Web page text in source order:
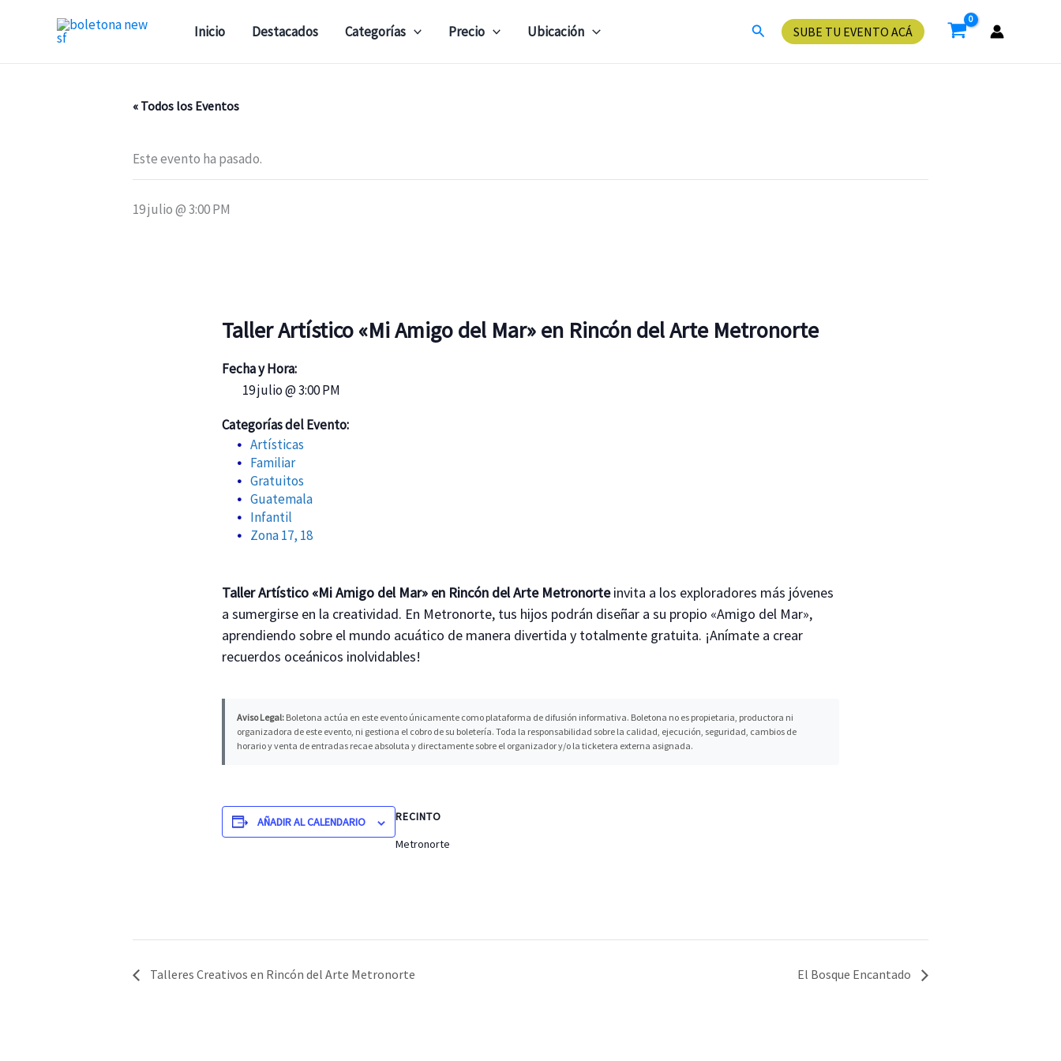
Inicio Destacados Categorías Precio Ubicación Buscar SUBE TU EVENTO ACÁ
« Todos los Eventos
Este evento ha pasado.
19 julio @ 3:00 PM
Taller Artístico «Mi Amigo del Mar» en Rincón del Arte Metronorte
Fecha y Hora:
19 julio @ 3:00 PM
Categorías del Evento:
Artísticas
Familiar
Gratuitos
Guatemala
Infantil
Zona 17, 18
Taller Artístico «Mi Amigo del Mar» en Rincón del Arte Metronorteinvita a los exploradores más jóvenes
a sumergirse en la creatividad. En Metronorte, tus hijos podrán diseñar a su propio «Amigo del Mar»,
aprendiendo sobre el mundo acuático de manera divertida y totalmente gratuita. ¡Anímate a crear
recuerdos oceánicos inolvidables!
Aviso Legal: Boletona actúa en este evento únicamente como plataforma de difusión informativa. Boletona no es propietaria, productora ni
organizadora de este evento, ni gestiona el cobro de su boletería. Toda la responsabilidad sobre la calidad, ejecución, seguridad, cambios de
horario y venta de entradas recae absoluta y directamente sobre el organizador y/o la ticketera externa asignada.
AÑADIR AL CALENDARIO
RECINTO
Metronorte
Talleres Creativos en Rincón del Arte Metronorte El Bosque Encantado